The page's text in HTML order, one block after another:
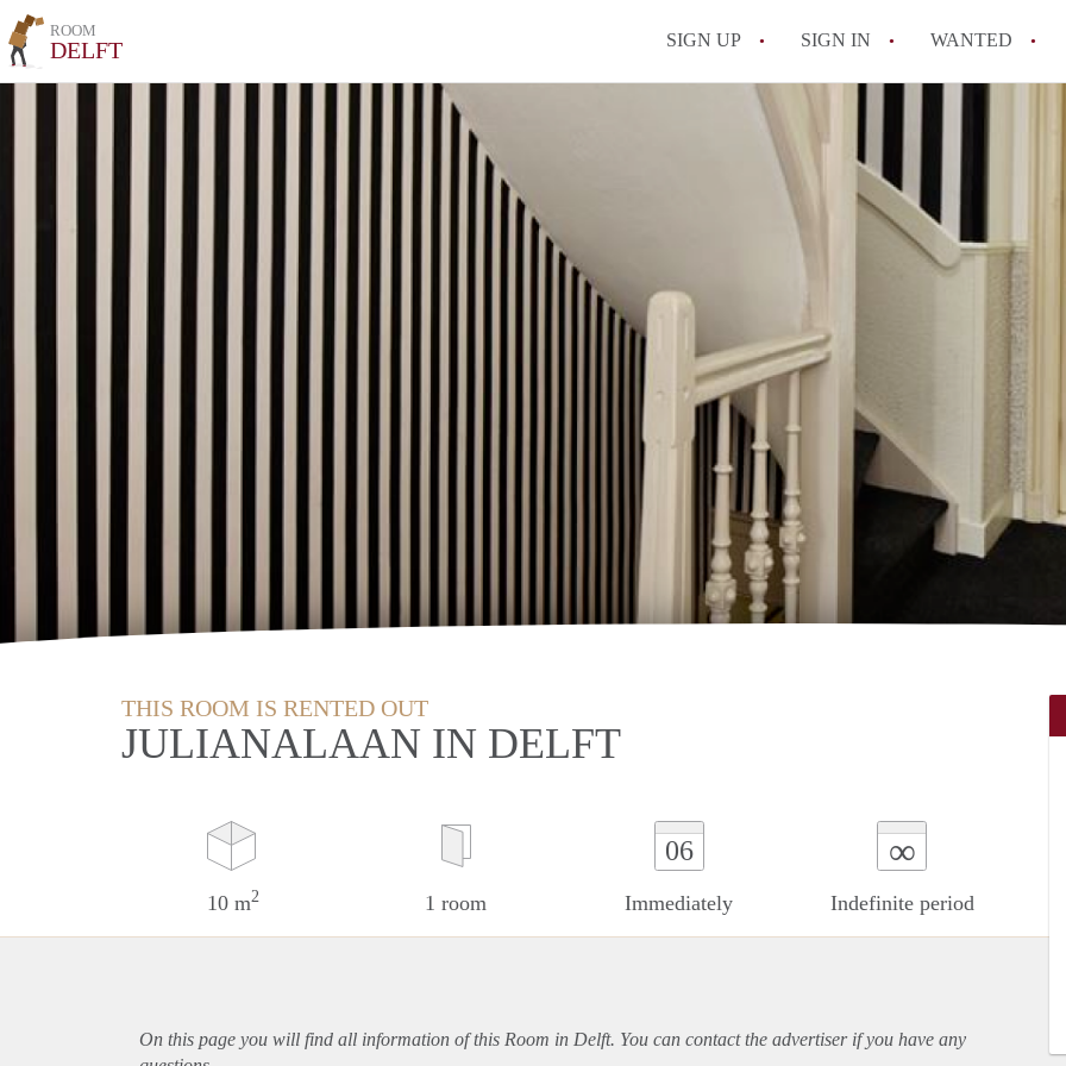
ROOM
DELFT SIGN UP SIGN IN WANTED
THIS ROOM IS RENTED OUT
JULIANALAAN IN DELFT
10 m2 1 room
06
Immediately
∞
Indefinite period
On this page you will find all information of this Room in Delft. You can contact the advertiser if you have any